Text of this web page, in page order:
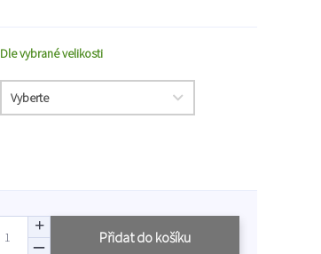
Dle vybrané velikosti
Přidat do košíku